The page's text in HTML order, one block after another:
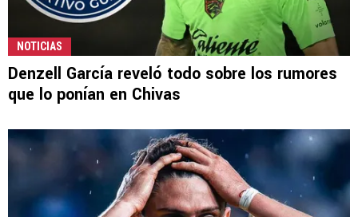
NOTICIAS
Denzell García reveló todo sobre los rumores
que lo ponían en Chivas